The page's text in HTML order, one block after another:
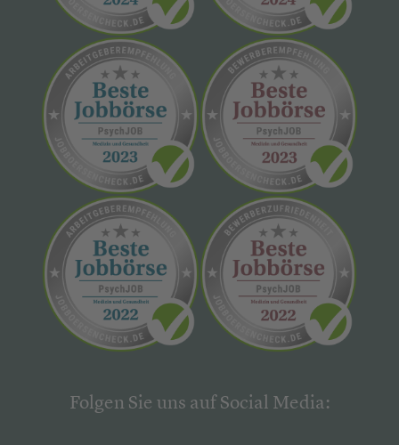
Folgen Sie uns auf Social Media: